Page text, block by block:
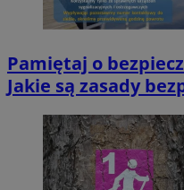
Pamiętaj o
Jakie są zasady